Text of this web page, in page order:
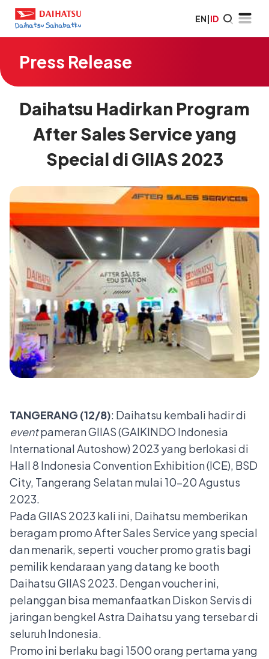
EN|ID
Press Release
Daihatsu Hadirkan Program
After Sales Service yang
Special di GIIAS 2023
TANGERANG (12/8): Daihatsu kembali hadir di
eventpameran GIIAS (GAIKINDO Indonesia
International Autoshow) 2023 yang berlokasi di
Hall 8 Indonesia Convention Exhibition (ICE), BSD
City, Tangerang Selatan mulai 10-20 Agustus
2023.
Pada GIIAS 2023 kali ini, Daihatsu memberikan
beragam promo After Sales Service yang special
dan menarik, seperti voucher promo gratis bagi
pemilik kendaraan yang datang ke booth
Daihatsu GIIAS 2023. Dengan voucher ini,
pelanggan bisa memanfaatkan Diskon Servis di
jaringan bengkel Astra Daihatsu yang tersebar di
seluruh Indonesia.
Promo ini berlaku bagi 1500 orang pertama yang